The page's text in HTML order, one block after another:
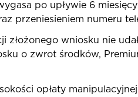
po upływie 6
przeniesieniem numeru
wniosku nie
o zwrot środków,
opłaty